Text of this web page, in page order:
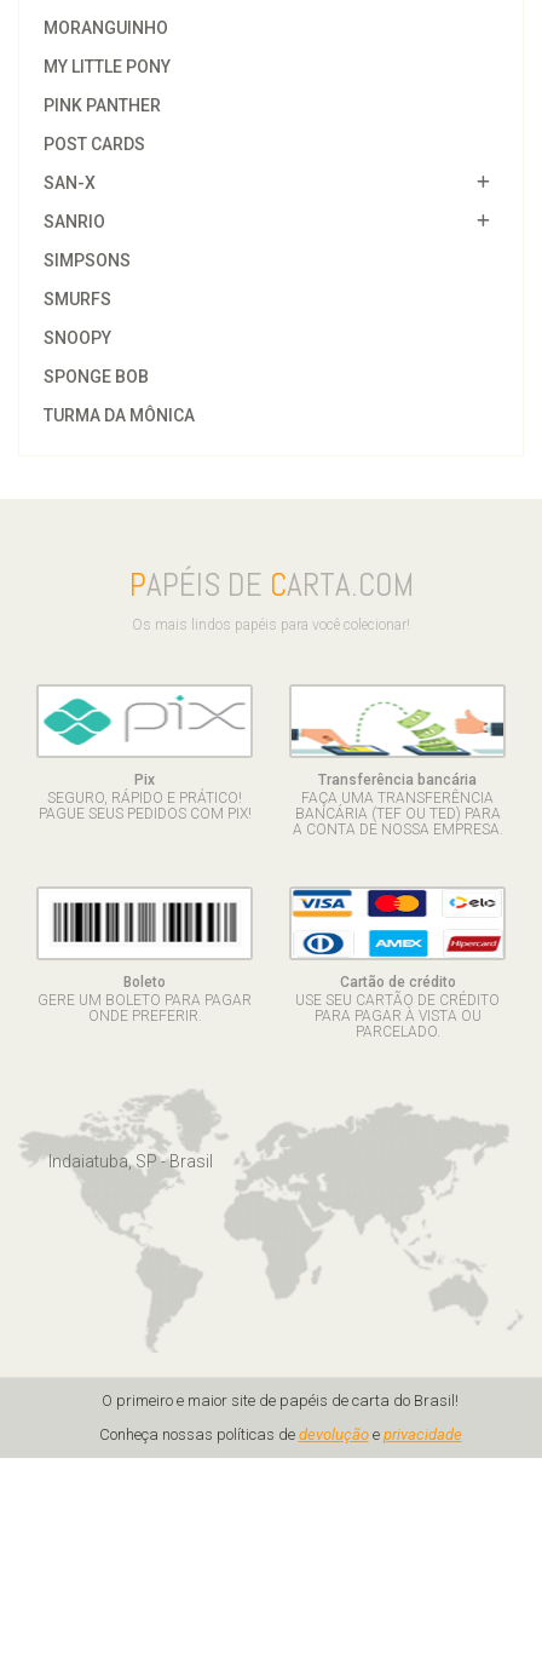
MORANGUINHO
MY LITTLE PONY
PINK PANTHER
POST CARDS
SAN-X
SANRIO
SIMPSONS
SMURFS
SNOOPY
SPONGE BOB
TURMA DA MÔNICA
PAPÉIS DE CARTA.COM
Os mais lindos papéis para você colecionar!
Pix
SEGURO, RÁPIDO E PRÁTICO!
PAGUE SEUS PEDIDOS COM PIX!
Transferência bancária
FAÇA UMA TRANSFERÊNCIA
BANCÁRIA (TEF OU TED) PARA
A CONTA DE NOSSA EMPRESA.
Boleto
GERE UM BOLETO PARA PAGAR
ONDE PREFERIR.
Cartão de crédito
USE SEU CARTÃO DE CRÉDITO
PARA PAGAR À VISTA OU
PARCELADO.
Indaiatuba, SP - Brasil
O primeiro e maior site de papéis de carta do Brasil!
Conheça nossas políticas de devoluçãoe privacidade